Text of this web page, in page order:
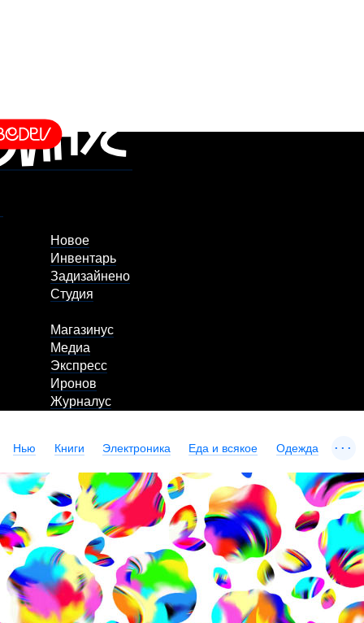
Новое
Инвентарь
Задизайнено
Студия
Магазинус
Медиа
Экспресс
Иронов
Журналус
Нью Книги Электроника Еда и всякое Одежда ...